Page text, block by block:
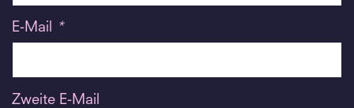
E-Mail *
Zweite E-Mail